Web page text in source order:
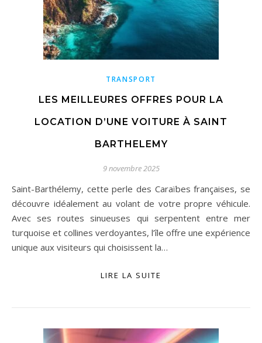
TRANSPORT
LES MEILLEURES OFFRES POUR LA
LOCATION D’UNE VOITURE À SAINT
BARTHELEMY
9 novembre 2025
Saint-Barthélemy, cette perle des Caraïbes françaises, se
découvre idéalement au volant de votre propre véhicule.
Avec ses routes sinueuses qui serpentent entre mer
turquoise et collines verdoyantes, l’île offre une expérience
unique aux visiteurs qui choisissent la…
LIRE LA SUITE